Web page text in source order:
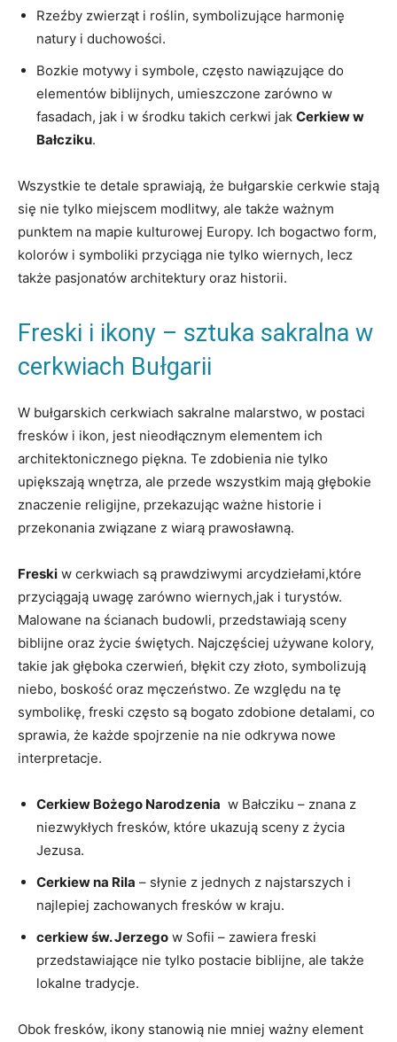
Rzeźby zwierząt i roślin, symbolizujące harmonię
natury i duchowości.
Bozkie motywy i symbole, ‌często⁢ nawiązujące do
elementów biblijnych, umieszczone zarówno w
fasadach, jak i w‌ środku takich cerkwi jak Cerkiew w
Bałcziku.
Wszystkie te detale sprawiają, że bułgarskie cerkwie stają
się nie tylko miejscem modlitwy, ale także ważnym
punktem na mapie ‍kulturowej Europy. Ich bogactwo form,
kolorów i⁢ symboliki przyciąga nie tylko wiernych, lecz‌
także pasjonatów architektury oraz historii.
Freski i ikony – sztuka sakralna ⁢w
cerkwiach ​Bułgarii
W bułgarskich cerkwiach sakralne malarstwo, w postaci
fresków i ikon, jest ⁤nieodłącznym elementem ich
architektonicznego piękna. Te zdobienia nie tylko
upiększają wnętrza, ale ‌przede wszystkim mają głębokie
znaczenie religijne, przekazując ważne historie i
przekonania związane z wiarą prawosławną.
Freski w cerkwiach są prawdziwymi ⁢arcydziełami,które
przyciągają uwagę zarówno wiernych,jak i turystów.
Malowane na ścianach budowli, przedstawiają⁤ sceny
biblijne oraz życie świętych. Najczęściej używane kolory, ​
takie jak głęboka czerwień,⁣ błękit czy złoto, symbolizują
niebo, boskość oraz męczeństwo. Ze względu na tę
symbolikę, freski często są bogato ⁤zdobione detalami, co
sprawia, że‍ każde spojrzenie na‌ nie odkrywa nowe
interpretacje.
Cerkiew Bożego⁣ Narodzenia ⁣ w Bałcziku – znana z
niezwykłych fresków, które ukazują sceny z życia
Jezusa.
Cerkiew na Rila – słynie z jednych z najstarszych i
najlepiej zachowanych fresków w⁢ kraju.
cerkiew św.⁤ Jerzego w‍ Sofii – zawiera freski
przedstawiające nie tylko postacie biblijne, ale także
⁣lokalne tradycje.
Obok fresków, ikony stanowią nie mniej ważny element